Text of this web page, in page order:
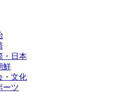
・日本
鮮
・文化
ーツ